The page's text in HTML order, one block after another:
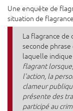
Une enquête de
situation de
La flagrance de
seconde phrase
laquelle indique
flagrant
l'action, la
clameur
présente des
participé au